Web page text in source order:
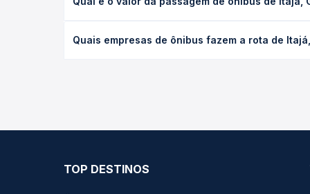
condições de tráfego. Na Quero Passagem você
antecedência da compra. Na Quero Passagem
Quais empresas de ônibus fazem a rota de
TOP DESTINOS